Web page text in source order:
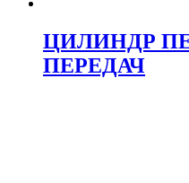
ЦИЛИНДР
ПЕРЕДАЧ